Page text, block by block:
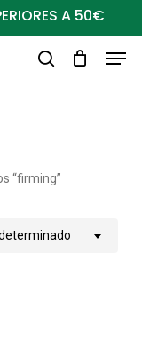
A 50€
“firming”
Close
Filters
Close